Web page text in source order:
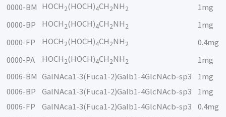
0000-BM HOCH 2(HOCH)4CH 2 NH 2 1mg
0000-BP HOCH 2(HOCH)4CH 2 NH 2 1mg
0000-FP HOCH 2(HOCH)4CH 2 NH 2 0.4mg
0000-PA HOCH 2(HOCH)4CH 2 NH 2 1mg
0006-BM GalNAca1-3(Fuca1-2)Galb1-4GlcNAcb-sp3
1mg
0006-BP
GalNAca1-3(Fuca1-2)Galb1-4GlcNAcb-sp3
1mg
0006-FP
GalNAca1-3(Fuca1-2)Galb1-4GlcNAcb-sp3
0.4mg